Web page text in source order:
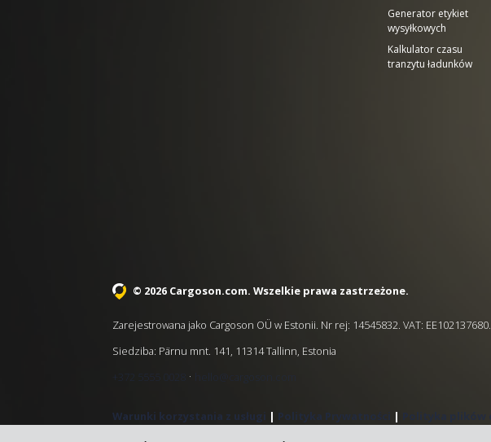
Generator etykiet
wysyłkowych
Kalkulator czasu
tranzytu ładunków
© 2026 Cargoson.com. Wszelkie prawa zastrzeżone.
Zarejestrowana jako Cargoson OÜ w Estonii. Nr rej: 14545832. VAT: EE102137680.
Siedziba: Pärnu mnt. 141, 11314 Tallinn, Estonia
+372 5555 0028
· hello@cargoson.com
Warunki korzystania z usługi | Polityka Prywatności |